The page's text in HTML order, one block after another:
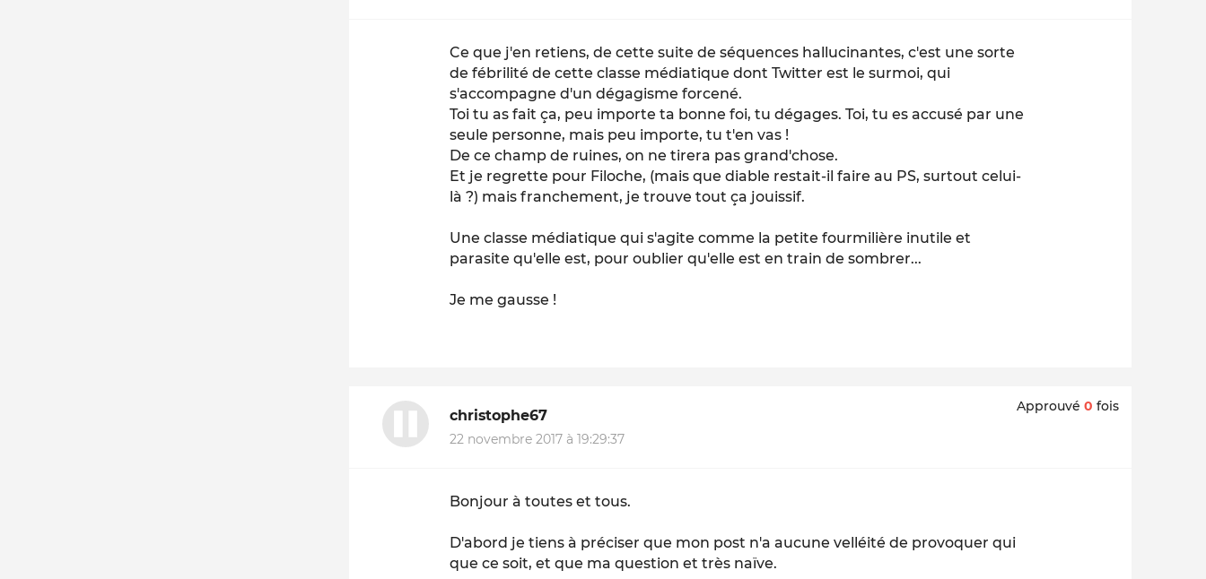
Ce que j'en retiens, de cette suite de séquences hallucinantes, c'est une sorte
de fébrilité de cette classe médiatique dont Twitter est le surmoi, qui
s'accompagne d'un dégagisme forcené.
Toi tu as fait ça, peu importe ta bonne foi, tu dégages. Toi, tu es accusé par une
seule personne, mais peu importe, tu t'en vas !
De ce champ de ruines, on ne tirera pas grand'chose.
Et je regrette pour Filoche, (mais que diable restait-il faire au PS, surtout celui-
là ?) mais franchement, je trouve tout ça jouissif.
Une classe médiatique qui s'agite comme la petite fourmilière inutile et
parasite qu'elle est, pour oublier qu'elle est en train de sombrer...
Je me gausse !
christophe67
22 novembre 2017 à 19:29:37
Approuvé 0 fois
Bonjour à toutes et tous.
D'abord je tiens à préciser que mon post n'a aucune velléité de provoquer qui
que ce soit, et que ma question et très naïve.